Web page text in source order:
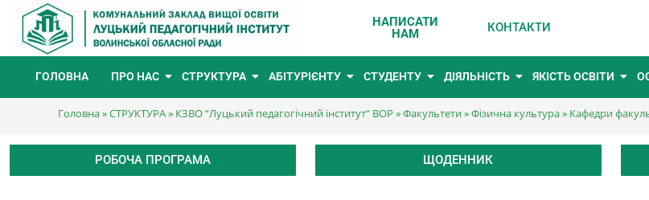
НАПИСАТИ
НАМ
КОНТАКТИ
ГОЛОВНА ПРО НАС СТРУКТУРА АБІТУРІЄНТУ СТУДЕНТУ ДІЯЛЬНІСТЬ ЯКІСТЬ ОСВІТИ
Головна»СТРУКТУРА» КЗВО “Луцький педагогічний інститут” ВОР »Факультети»Фізична культура» Кафедри
РОБОЧА ПРОГРАМА ЩОДЕННИК